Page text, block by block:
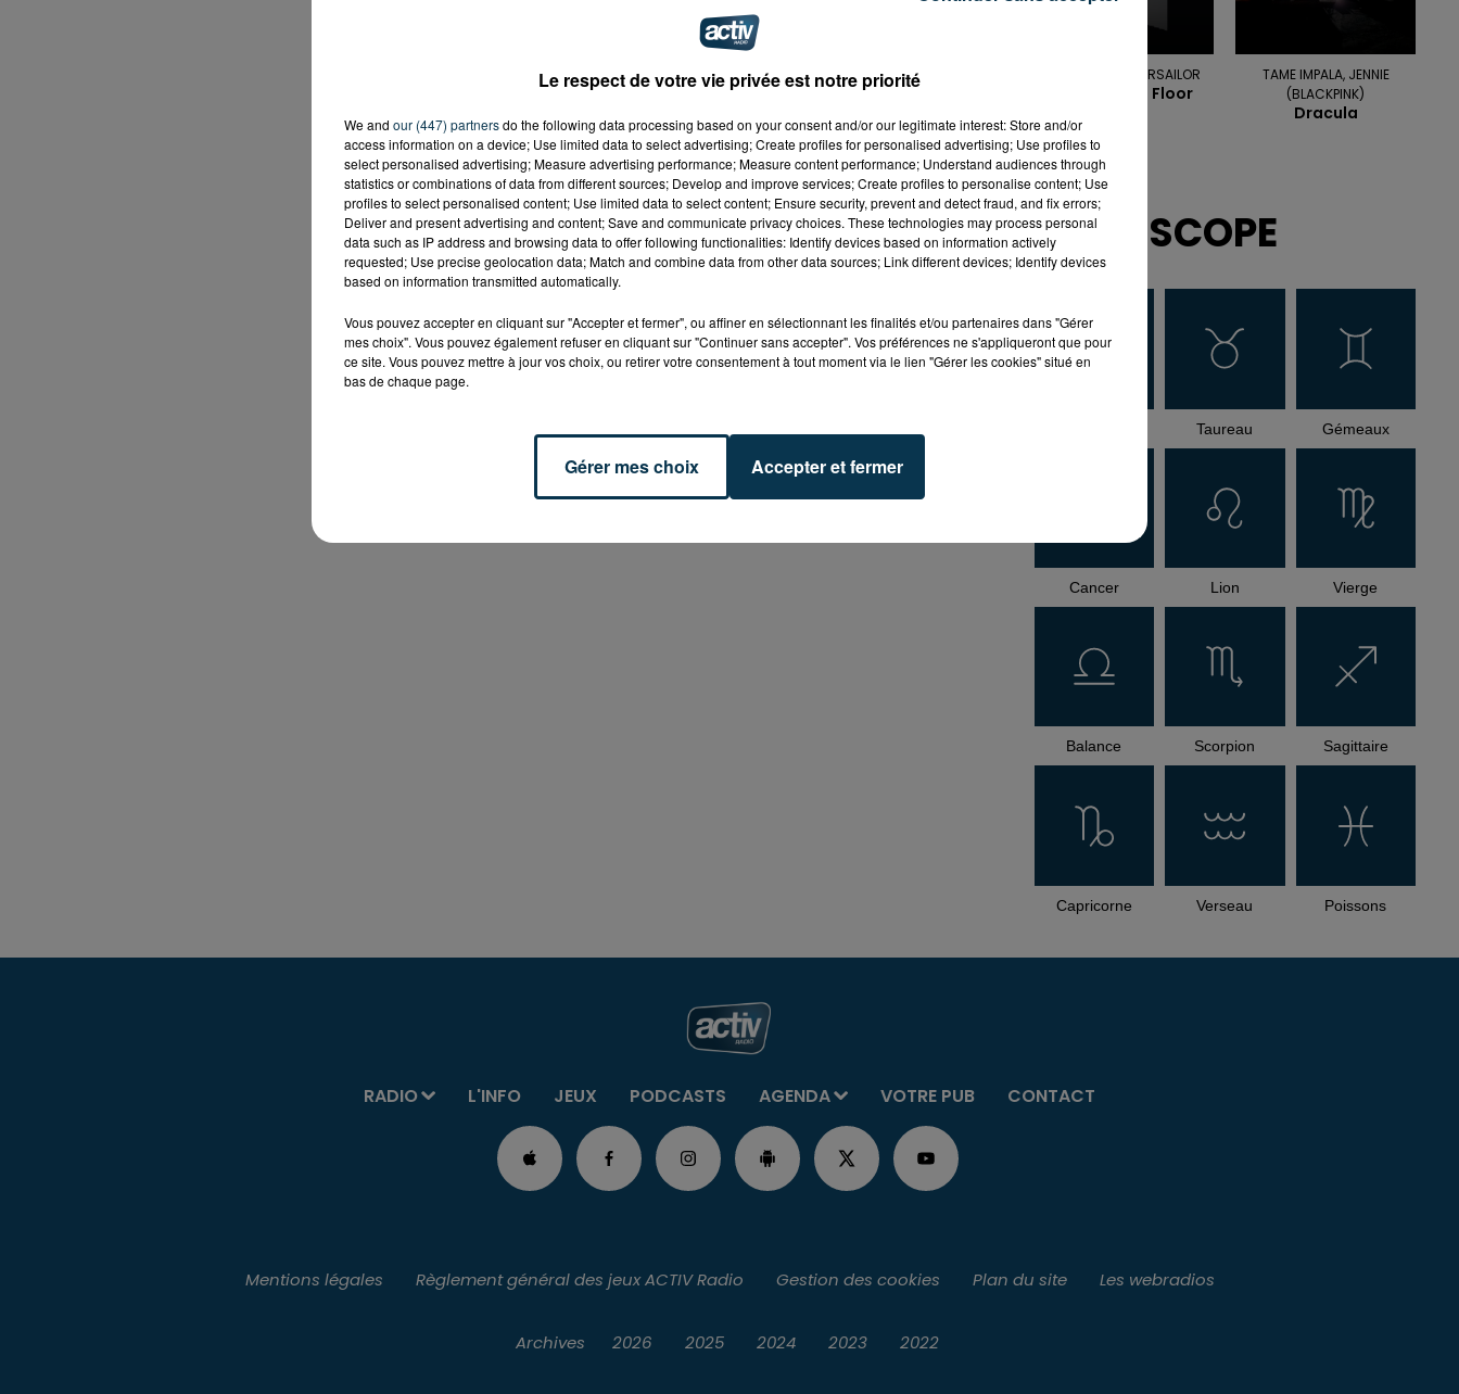
OFENBACH, STARSAILOR
Four To The Floor
TAME IMPALA, JENNIE
(BLACKPINK)
Dracula
HOROSCOPE
Taureau Gémeaux
Cancer Lion Vierge
Balance Scorpion Sagittaire
Capricorne Verseau Poissons
RADIO L'INFO JEUX PODCASTS AGENDA VOTRE PUB CONTACT
Mentions légales Règlement général des jeux ACTIV Radio Gestion des cookies Plan du site Les webradios
Archives 2026 2025 2024 2023 2022
Le respect de votre vie privée est notre priorité
We and our (447) partnersdo the following data processing based on your consent and/or our legitimate interest: Store and/or
access information on a device; Use limited data to select advertising; Create profiles for personalised advertising; Use profiles to
select personalised advertising; Measure advertising performance; Measure content performance; Understand audiences through
statistics or combinations of data from different sources; Develop and improve services; Create profiles to personalise content; Use
profiles to select personalised content; Use limited data to select content; Ensure security, prevent and detect fraud, and fix errors;
Deliver and present advertising and content; Save and communicate privacy choices. These technologies may process personal
data such as IP address and browsing data to offer following functionalities: Identify devices based on information actively
requested; Use precise geolocation data; Match and combine data from other data sources; Link different devices; Identify devices
based on information transmitted automatically.
Vous pouvez accepter en cliquant sur "Accepter et fermer", ou affiner en sélectionnant les finalités et/ou partenaires dans "Gérer
mes choix". Vous pouvez également refuser en cliquant sur "Continuer sans accepter". Vos préférences ne s'appliqueront que pour
ce site. Vous pouvez mettre à jour vos choix, ou retirer votre consentement à tout moment via le lien "Gérer les cookies" situé en
bas de chaque page.
Gérer mes choix Accepter et fermer